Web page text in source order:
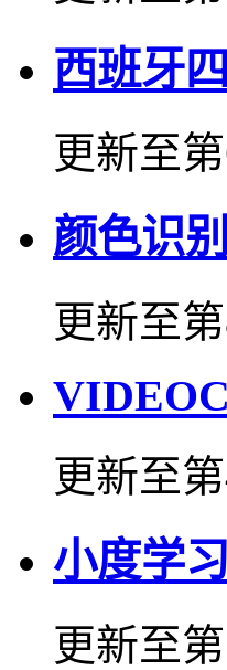
西班牙
更新至
颜色识
更新至
更新至
小度学
更新至